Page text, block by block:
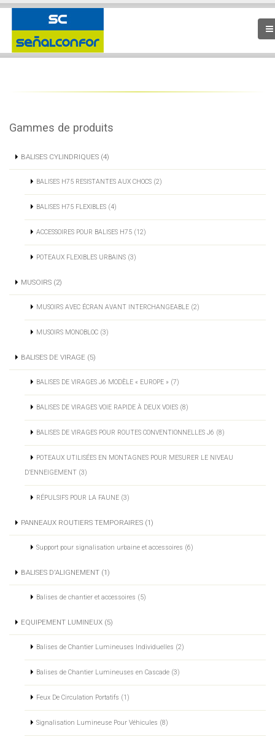
Gammes de produits
BALISES CYLINDRIQUES (4)
BALISES H75 RESISTANTES AUX CHOCS (2)
BALISES H75 FLEXIBLES (4)
ACCESSOIRES POUR BALISES H75 (12)
POTEAUX FLEXIBLES URBAINS (3)
MUSOIRS (2)
MUSOIRS AVEC ÉCRAN AVANT INTERCHANGEABLE (2)
MUSOIRS MONOBLOC (3)
BALISES DE VIRAGE (5)
BALISES DE VIRAGES J6 MODÈLE « EUROPE » (7)
BALISES DE VIRAGES VOIE RAPIDE À DEUX VOIES (8)
BALISES DE VIRAGES POUR ROUTES CONVENTIONNELLES J6 (8)
POTEAUX UTILISÉES EN MONTAGNES POUR MESURER LE NIVEAU
D’ENNEIGEMENT (3)
RÉPULSIFS POUR LA FAUNE (3)
PANNEAUX ROUTIERS TEMPORAIRES (1)
Support pour signalisation urbaine et accessoires (6)
BALISES D'ALIGNEMENT (1)
Balises de chantier et accessoires (5)
EQUIPEMENT LUMINEUX (5)
Balises de Chantier Lumineuses Individuelles (2)
Balises de Chantier Lumineuses en Cascade (3)
Feux De Circulation Portatifs (1)
Signalisation Lumineuse Pour Véhicules (8)